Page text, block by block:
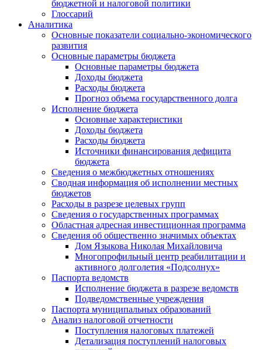
бюджетной и налоговой политики
Глоссарий
Аналитика
Основные показатели социально-экономического
развития
Основные параметры бюджета
Основные параметры бюджета
Доходы бюджета
Расходы бюджета
Прогноз объема государственного долга
Исполнение бюджета
Основные характеристики
Доходы бюджета
Расходы бюджета
Источники финансирования дефицита
бюджета
Сведения о межбюджетных отношениях
Сводная информация об исполнении местных
бюджетов
Расходы в разрезе целевых групп
Сведения о государственных программах
Областная адресная инвестиционная программа
Сведения об общественно значимых объектах
Дом Языкова Николая Михайловича
Многопрофильный центр реабилитации и
активного долголетия «Подсолнух»
Паспорта ведомств
Исполнение бюджета в разрезе ведомств
Подведомственные учреждения
Паспорта муниципальных образований
Анализ налоговой отчетности
Поступления налоговых платежей
Детализация поступлений налоговых